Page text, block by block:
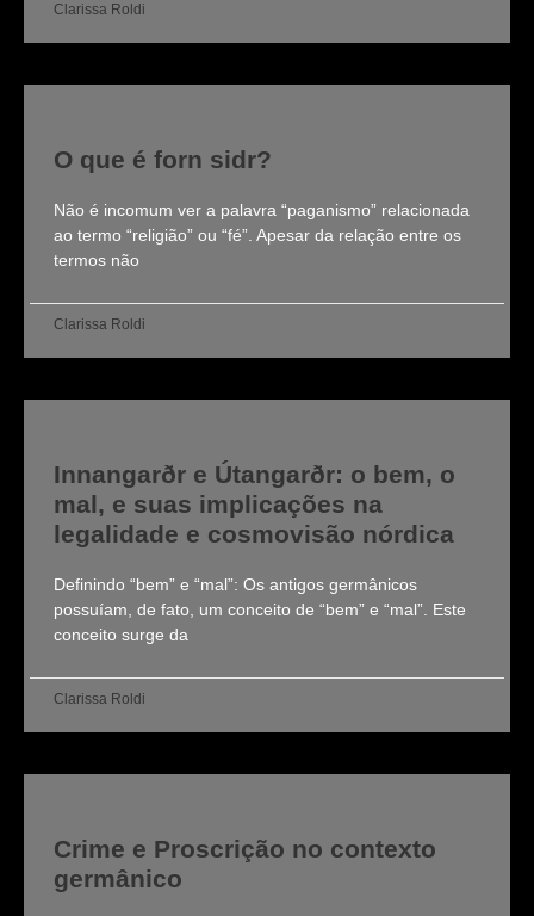
Clarissa Roldi
O que é forn sidr?
Não é incomum ver a palavra “paganismo” relacionada
ao termo “religião” ou “fé”. Apesar da relação entre os
termos não
Clarissa Roldi
Innangarðr e Útangarðr: o bem, o
mal, e suas implicações na
legalidade e cosmovisão nórdica
Definindo “bem” e “mal”: Os antigos germânicos
possuíam, de fato, um conceito de “bem” e “mal”. Este
conceito surge da
Clarissa Roldi
Crime e Proscrição no contexto
germânico